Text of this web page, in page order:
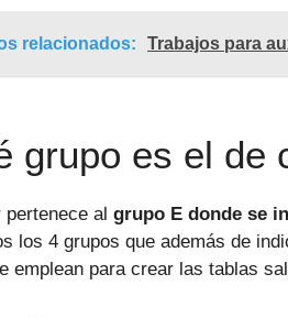
relacionados: Trabajos para
grupo es el de
pertenece al grupo E donde se
los 4 grupos que además de
emplean para crear las tablas